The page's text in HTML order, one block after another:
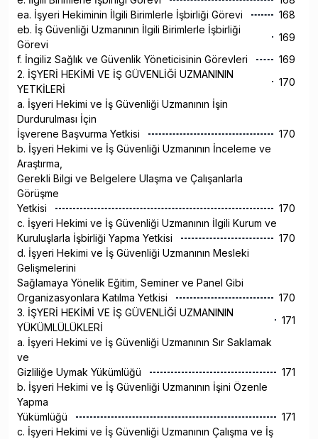
ea. İşyeri Hekiminin İlgili Birimlerle İşbirliği Görevi
168
eb. İş Güvenliği Uzmanının İlgili Birimlerle İşbirliği
Görevi
169
f. İngiliz Sağlık ve Güvenlik Yöneticisinin Görevleri
169
2. İŞYERİ HEKİMİ VE İŞ GÜVENLİĞİ UZMANININ
YETKİLERİ
170
a. İşyeri Hekimi ve İş Güvenliği Uzmanının İşin
Durdurulması İçin
İşverene Başvurma Yetkisi
170
b. İşyeri Hekimi ve İş Güvenliği Uzmanının İnceleme ve
Araştırma,
Gerekli Bilgi ve Belgelere Ulaşma ve Çalışanlarla
Görüşme
Yetkisi
170
c. İşyeri Hekimi ve İş Güvenliği Uzmanının İlgili Kurum ve
Kuruluşlarla İşbirliği Yapma Yetkisi
170
d. İşyeri Hekimi ve İş Güvenliği Uzmanının Mesleki
Gelişmelerini
Sağlamaya Yönelik Eğitim, Seminer ve Panel Gibi
Organizasyonlara Katılma Yetkisi
170
3. İŞYERİ HEKİMİ VE İŞ GÜVENLİĞİ UZMANININ
YÜKÜMLÜLÜKLERİ
171
a. İşyeri Hekimi ve İş Güvenliği Uzmanının Sır Saklamak
ve
Gizliliğe Uymak Yükümlüğü
171
b. İşyeri Hekimi ve İş Güvenliği Uzmanının İşini Özenle
Yapma
Yükümlüğü
171
c. İşyeri Hekimi ve İş Güvenliği Uzmanının Çalışma ve İş